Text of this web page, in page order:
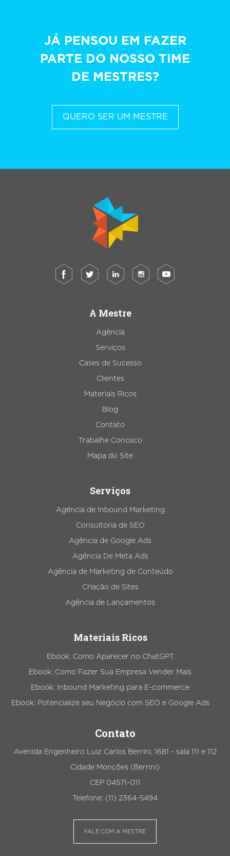
JÁ PENSOU EM FAZER
PARTE DO NOSSO TIME
DE MESTRES?
QUERO SER UM MESTRE
A Mestre
Agência
Serviços
Cases de Sucesso
Clientes
Materiais Ricos
Blog
Contato
Trabalhe Conosco
Mapa do Site
Serviços
Agência de Inbound Marketing
Consultoria de SEO
Agência de Google Ads
Agência De Meta Ads
Agência de Marketing de Conteúdo
Criação de Sites
Agência de Lançamentos
Materiais Ricos
Ebook: Como Aparecer no ChatGPT
Ebook: Como Fazer Sua Empresa Vender Mais
Ebook: Inbound Marketing para E-commerce
Ebook: Potencialize seu Negócio com SEO e Google Ads
Contato
Avenida Engenheiro Luiz Carlos Berrini, 1681 - sala 111 e 112
Cidade Monções (Berrini)
CEP 04571-011
Telefone: (11) 2364-5494
FALE COM A MESTRE